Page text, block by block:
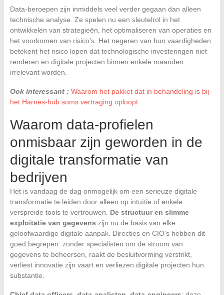
Data-beroepen zijn inmiddels veel verder gegaan dan alleen
technische analyse. Ze spelen nu een sleutelrol in het
ontwikkelen van strategieën, het optimaliseren van operaties en
het voorkomen van risico’s. Het negeren van hun vaardigheden
betekent het risico lopen dat technologische investeringen niet
renderen en digitale projecten binnen enkele maanden
irrelevant worden.
Ook interessant : Waarom het pakket dat in behandeling is bij
het Harnes-hub soms vertraging oploopt
Waarom data-profielen
onmisbaar zijn geworden in de
digitale transformatie van
bedrijven
Het is vandaag de dag onmogelijk om een serieuze digitale
transformatie te leiden door alleen op intuïtie of enkele
verspreide tools te vertrouwen. De structuur en slimme
exploitatie van gegevens zijn nu de basis van elke
geloofwaardige digitale aanpak. Directies en CIO’s hebben dit
goed begrepen: zonder specialisten om de stroom van
gegevens te beheersen, raakt de besluitvorming verstrikt,
verliest innovatie zijn vaart en verliezen digitale projecten hun
substantie.